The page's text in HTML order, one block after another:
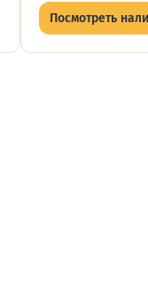
Посмотреть